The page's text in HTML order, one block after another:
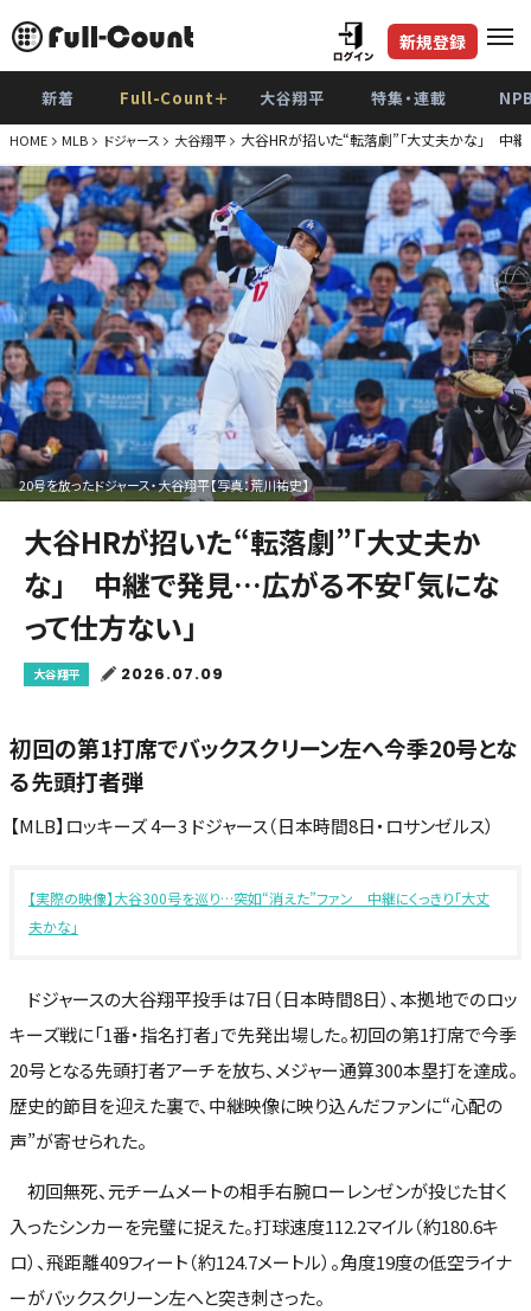
新規登録
新着 Full-Count＋ 大谷翔平 特集・連載
HOME MLB ドジャース 大谷翔平 大谷HRが招いた“転落劇”「大丈夫かな」 中
20号を放ったドジャース・大谷翔平【写真：荒川祐史】
大谷HRが招いた“転落劇”「大丈夫か
な」 中継で発見…広がる不安「気にな
って仕方ない」
大谷翔平 2026.07.09
初回の第1打席でバックスクリーン左へ今季20号とな
る先頭打者弾
【MLB】ロッキーズ 4ー3 ドジャース（日本時間8日・ロサンゼルス）
【実際の映像】大谷300号を巡り…突如“消えた”ファン 中継にくっきり「大丈
夫かな」
ドジャースの大谷翔平投手は7日（日本時間8日）、本拠地でのロッ
キーズ戦に「1番・指名打者」で先発出場した。初回の第1打席で今季
20号となる先頭打者アーチを放ち、メジャー通算300本塁打を達成。
歴史的節目を迎えた裏で、中継映像に映り込んだファンに“心配の
声”が寄せられた。
初回無死、元チームメートの相手右腕ローレンゼンが投じた甘く
入ったシンカーを完璧に捉えた。打球速度112.2マイル（約180.6キ
ロ）、飛距離409フィート（約124.7メートル）。角度19度の低空ライナ
ーがバックスクリーン左へと突き刺さった。